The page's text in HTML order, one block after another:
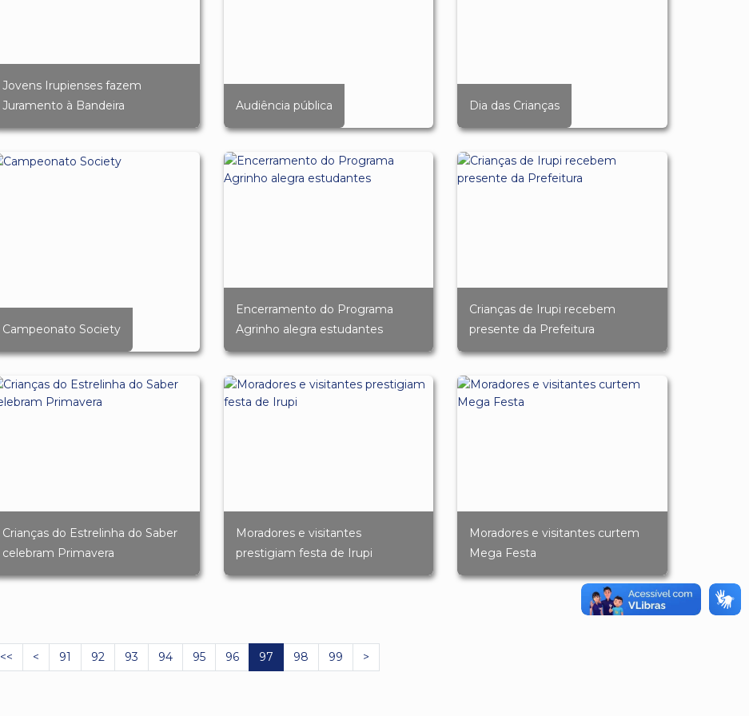
Jovens Irupienses fazem
Juramento à Bandeira
Audiência pública Dia das Crianças
Campeonato Society
Encerramento do Programa
Agrinho alegra estudantes
Crianças de Irupi recebem
presente da Prefeitura
Crianças do Estrelinha do Saber
celebram Primavera
Moradores e visitantes
prestigiam festa de Irupi
Moradores e visitantes curtem
Mega Festa
<< < 91 92 93 94 95 96 97 98 99 >